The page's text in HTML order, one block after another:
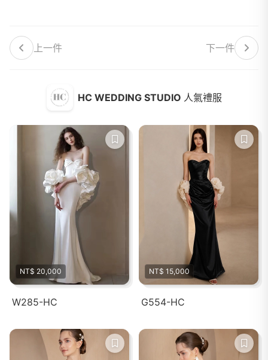
上一件 下一件
HC WEDDING STUDIO 人氣禮服
NT$ 20,000
W285-HC
NT$ 15,000
G554-HC